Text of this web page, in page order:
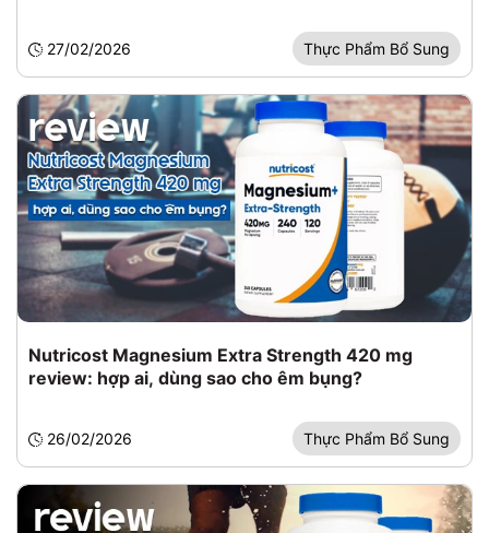
27/02/2026 Thực Phẩm Bổ Sung
Nutricost Magnesium Extra Strength 420 mg
review: hợp ai, dùng sao cho êm bụng?
26/02/2026 Thực Phẩm Bổ Sung